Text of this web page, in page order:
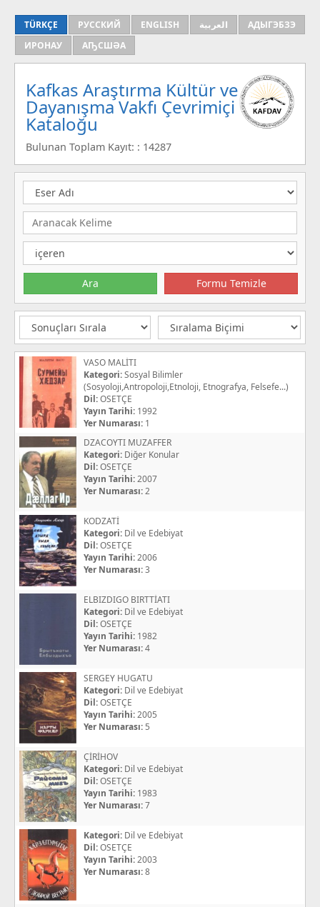
TÜRKÇE РУССКИЙ ENGLISH العربية
АДЫГЭБЗЭ
ИРОНАУ
АҦСШӘА
Kafkas Araştırma Kültür ve
Dayanışma Vakfı Çevrimiçi
Kataloğu
Bulunan Toplam Kayıt: : 14287
VASO MALİTI
Kategori:Sosyal Bilimler
(Sosyoloji,Antropoloji,Etnoloji, Etnografya, Felsefe...)
Dil:OSETÇE
Yayın Tarihi: 1992
Yer Numarası: 1
DZACOYTI MUZAFFER
Kategori: Diğer Konular
Dil:OSETÇE
Yayın Tarihi:2007
Yer Numarası:2
KODZATİ
Kategori: Dil ve Edebiyat
Dil:OSETÇE
Yayın Tarihi:2006
Yer Numarası:3
ELBIZDIGO BIRTTİATI
Kategori: Dil ve Edebiyat
Dil:OSETÇE
Yayın Tarihi: 1982
Yer Numarası:4
SERGEY HUGATU
Kategori: Dil ve Edebiyat
Dil:OSETÇE
Yayın Tarihi:2005
Yer Numarası: 5
ÇİRİHOV
Kategori: Dil ve Edebiyat
Dil:OSETÇE
Yayın Tarihi: 1983
Yer Numarası:7
Kategori: Dil ve Edebiyat
Dil:OSETÇE
Yayın Tarihi:2003
Yer Numarası:8